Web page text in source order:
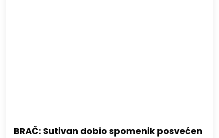
BRAČ: Sutivan dobio spomenik posvećen